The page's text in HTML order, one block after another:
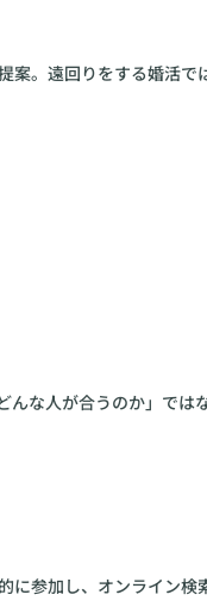
案。遠回りをする婚活で
んな人が合うのか」では
に参加し、オンライン検